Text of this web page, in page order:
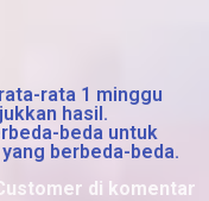
rata 1 minggu
hasil.
beda untuk
berbeda-beda.
di komentar